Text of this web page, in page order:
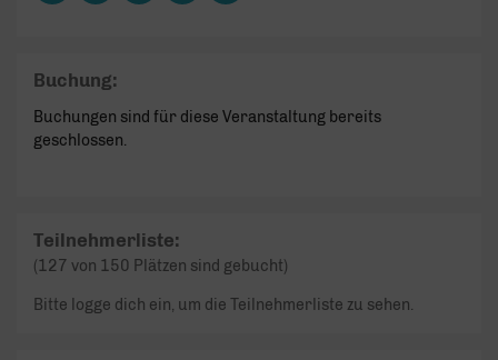
Buchung:
Buchungen sind für diese Veranstaltung bereits
geschlossen.
Teilnehmerliste:
(127 von 150 Plätzen sind gebucht)
Bitte logge dich ein, um die Teilnehmerliste zu sehen.